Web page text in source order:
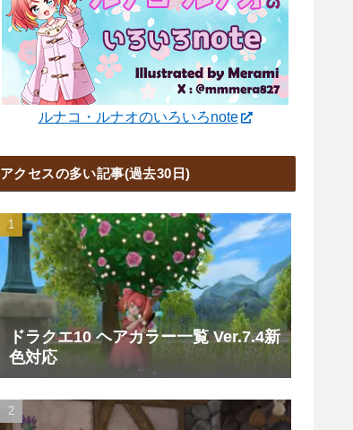
ルナコ・ルナオのいろいろnote
アクセスの多い記事(過去30日)
ドラクエ10 ヘアカラー一覧 Ver.7.4新
色対応